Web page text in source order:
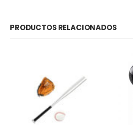
PRODUCTOS RELACIONADOS